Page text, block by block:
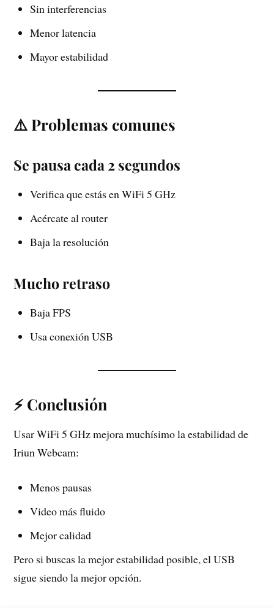
Sin interferencias
Menor latencia
Mayor estabilidad
⚠️ Problemas comunes
Se pausa cada 2 segundos
Verifica que estás en WiFi 5 GHz
Acércate al router
Baja la resolución
Mucho retraso
Baja FPS
Usa conexión USB
⚡ Conclusión
Usar WiFi 5 GHz mejora muchísimo la estabilidad de
Iriun Webcam:
Menos pausas
Video más fluido
Mejor calidad
Pero si buscas la mejor estabilidad posible, el USB
sigue siendo la mejor opción.